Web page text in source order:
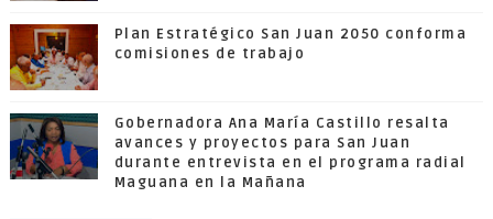
Plan Estratégico San Juan 2050 conforma
comisiones de trabajo
Gobernadora Ana María Castillo resalta
avances y proyectos para San Juan
durante entrevista en el programa radial
Maguana en la Mañana